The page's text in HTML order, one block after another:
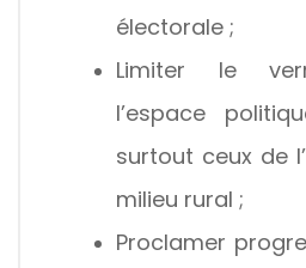
électorale ;
Limiter le
l’espace
surtout ceux de
milieu rural ;
Proclamer